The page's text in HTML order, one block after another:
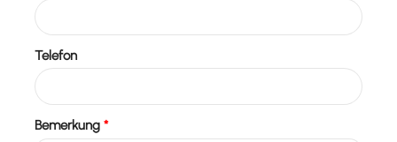
Telefon
Bemerkung *